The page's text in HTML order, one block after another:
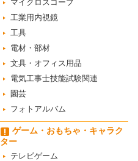
マイクロスコープ
工業用内視鏡
工具
電材・部材
文具・オフィス用品
電気工事士技能試験関連
園芸
フォトアルバム
ゲーム・おもちゃ・キャラク
ター
テレビゲーム